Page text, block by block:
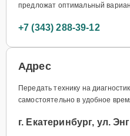
предложат оптимальный
+7 (343) 288-39-12
Адрес
Передать технику на
самостоятельно в удобное
г. Екатеринбург, ул.